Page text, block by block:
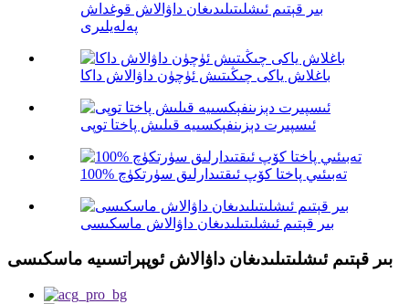
بىر قېتىم ئىشلىتىلىدىغان داۋالاش قوغداش
پەلەيلىرى
باغلاش ياكى چىڭىتىش ئۈچۈن داۋالاش داكا
ئىسپىرت دېزىنفېكسىيە قىلىش پاختا توپى
100% تەبىئىي پاختا كۆپ ئىقتىدارلىق سۈرتكۈچ
بىر قېتىم ئىشلىتىلىدىغان داۋالاش ماسكىسى
بىر قېتىم ئىشلىتىلىدىغان داۋالاش ئوپېراتسىيە ماسكىسى